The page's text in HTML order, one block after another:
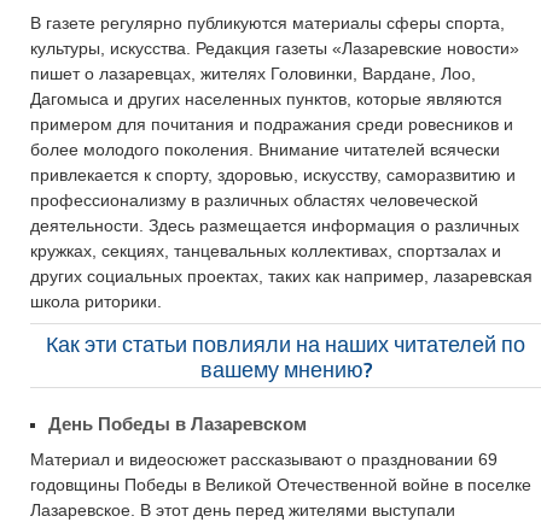
В газете регулярно публикуются материалы сферы спорта,
культуры, искусства. Редакция газеты «Лазаревские новости»
пишет о лазаревцах, жителях Головинки, Вардане, Лоо,
Дагомыса и других населенных пунктов, которые являются
примером для почитания и подражания среди ровесников и
более молодого поколения. Внимание читателей всячески
привлекается к спорту, здоровью, искусству, саморазвитию и
профессионализму в различных областях человеческой
деятельности. Здесь размещается информация о различных
кружках, секциях, танцевальных коллективах, спортзалах и
других социальных проектах, таких как например, лазаревская
школа риторики.
Как эти статьи повлияли на наших читателей по
вашему мнению?
День Победы в Лазаревском
Материал и видеосюжет рассказывают о праздновании 69
годовщины Победы в Великой Отечественной войне в поселке
Лазаревское. В этот день перед жителями выступали